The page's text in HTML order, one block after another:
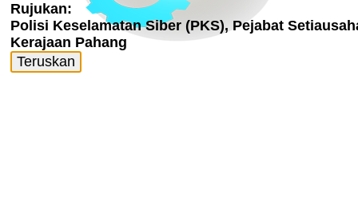
Rujukan:
Polisi Keselamatan Siber (PKS), Pejabat
Kerajaan Pahang
Teruskan